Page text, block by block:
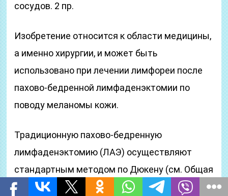
сосудов. 2 пр.
Изобретение относится к области медицины,
а именно хирургии, и может быть
использовано при лечении лимфореи после
пахово-бедренной лимфаденэктомии по
поводу меланомы кожи.
Традиционную пахово-бедренную
лимфаденэктомию (ЛАЭ) осуществляют
стандартным методом по Дюкену (см. Общая
онкология: Руководство для врачей / Под